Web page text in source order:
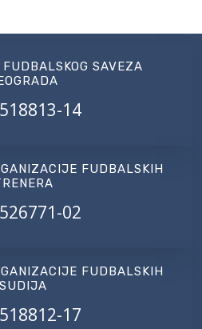
SAVEZA
14
FUDBALSKIH
02
FUDBALSKIH
SUDIJA
17